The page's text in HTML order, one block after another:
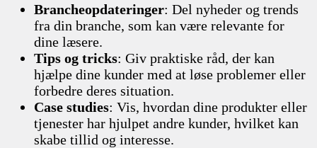
Brancheopdateringer: Del nyheder og trends
fra din branche, som kan være relevante for
dine læsere.
Tips og tricks: Giv praktiske råd, der kan
hjælpe dine kunder med at løse problemer eller
forbedre deres situation.
Case studies: Vis, hvordan dine produkter eller
tjenester har hjulpet andre kunder, hvilket kan
skabe tillid og interesse.